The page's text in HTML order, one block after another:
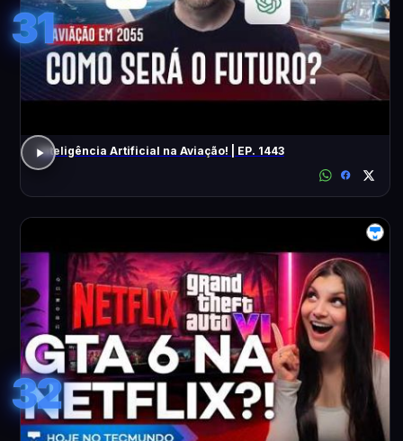
31
Inteligência Artificial na Aviação! | EP. 1443
32